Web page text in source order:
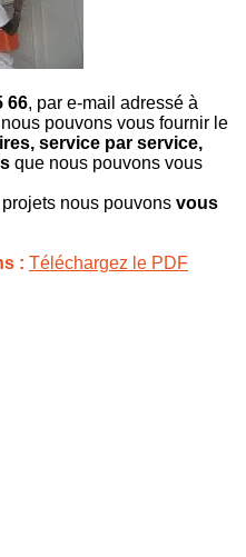
66, par e-mail adressé à
pouvons vous fournir le
service par service,
que nous pouvons vous
nous pouvons vous
: Téléchargez le PDF